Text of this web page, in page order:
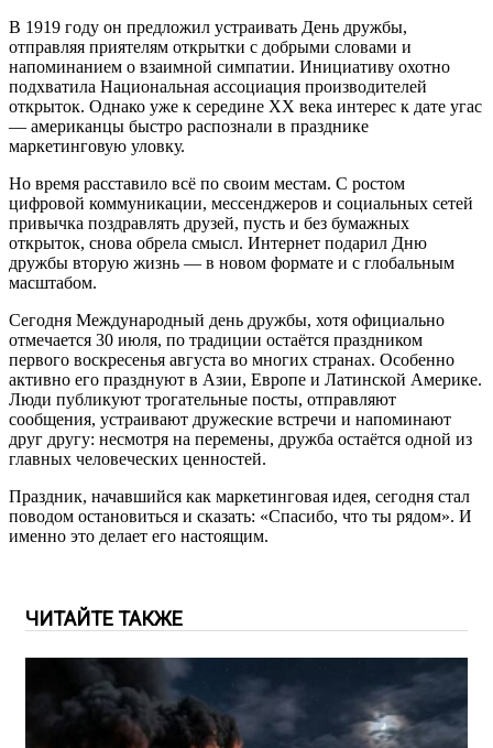
В 1919 году он предложил устраивать День дружбы,
отправляя приятелям открытки с добрыми словами и
напоминанием о взаимной симпатии. Инициативу охотно
подхватила Национальная ассоциация производителей
открыток. Однако уже к середине XX века интерес к дате угас
— американцы быстро распознали в празднике
маркетинговую уловку.
Но время расставило всё по своим местам. С ростом
цифровой коммуникации, мессенджеров и социальных сетей
привычка поздравлять друзей, пусть и без бумажных
открыток, снова обрела смысл. Интернет подарил Дню
дружбы вторую жизнь — в новом формате и с глобальным
масштабом.
Сегодня Международный день дружбы, хотя официально
отмечается 30 июля, по традиции остаётся праздником
первого воскресенья августа во многих странах. Особенно
активно его празднуют в Азии, Европе и Латинской Америке.
Люди публикуют трогательные посты, отправляют
сообщения, устраивают дружеские встречи и напоминают
друг другу: несмотря на перемены, дружба остаётся одной из
главных человеческих ценностей.
Праздник, начавшийся как маркетинговая идея, сегодня стал
поводом остановиться и сказать: «Спасибо, что ты рядом». И
именно это делает его настоящим.
ЧИТАЙТЕ ТАКЖЕ